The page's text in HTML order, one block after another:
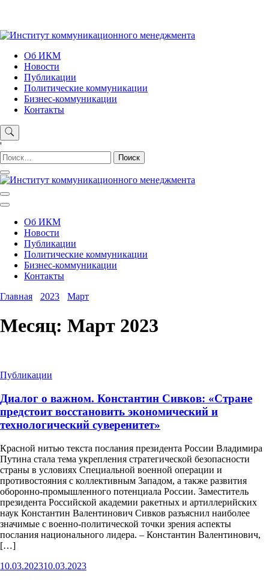
Институт коммуникационного менеджмента
Об ИКМ
Новости
Публикации
Политические коммуникации
Бизнес-коммуникации
Контакты
'
Найти:
Об ИКМ
Новости
Публикации
Политические коммуникации
Бизнес-коммуникации
Контакты
Главная
2023 Март
Месяц: Март 2023
Публикации
Диалог о важном. Константин Сивков: «Стране
предстоит восстановить экономический и
технологический суверенитет»
Красной нитью текста послания президента России Владимира
Путина стала тема укрепления стратегической безопасности
страны в условиях Специальной военной операции и
противостояния с коллективным Западом, а также развития
оборонно-промышленного потенциала России. Заместитель
президента Российской академии ракетных и артиллерийских
наук Константин Валентинович Сивков разъяснил наиболее
значимые с военно-политической точки зрения аспекты
послания национального лидера. – Константин Валентинович,
[…]
10.03.202310.03.2023